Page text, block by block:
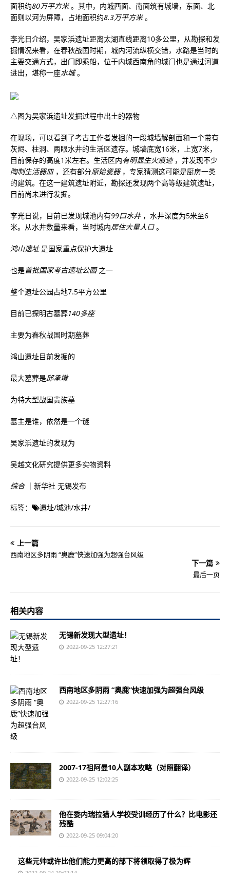
面积约80万平方米。其中，内城西面、南面筑有城墙，东面、北
面则以河为屏障，占地面积约8.3万平方米。
李光日介绍，吴家浜遗址距离太湖直线距离10多公里，从勘探和发
掘情况来看，在春秋战国时期，城内河流纵横交错，水路是当时的
主要交通方式，出门即乘船，位于内城西南角的城门也是通过河道
进出，堪称一座水城。
△图为吴家浜遗址发掘过程中出土的器物
在现场，可以看到了考古工作者发掘的一段城墙解剖面和一个带有
灰烬、柱洞、两眼水井的生活区遗存。城墙底宽16米，上宽7米，
目前保存的高度1米左右。生活区内有明显生火痕迹，并发现不少
陶制生活器皿，还有部分原始瓷器，专家猜测这可能是厨房一类
的建筑。在这一建筑遗址附近，勘探还发现两个高等级建筑遗址，
目前尚未进行发掘。
李光日说，目前已发现城池内有99口水井，水井深度为5米至6
米。从水井数量来看，当时城内居住大量人口。
鸿山遗址是国家重点保护大遗址
也是首批国家考古遗址公园之一
整个遗址公园占地7.5平方公里
目前已探明古墓葬140多座
主要为春秋战国时期墓葬
鸿山遗址目前发掘的
最大墓葬是邱承墩
为特大型战国贵族墓
墓主是谁，依然是一个谜
吴家浜遗址的发现为
吴越文化研究提供更多实物资料
综合｜新华社 无锡发布
标签： 遗址/城池/水井/
上一篇
西南地区多阴雨 “奥鹿”快速加强为超强台风级
下一篇
最后一页
相关内容
无锡新发现大型遗址！
2022-09-25 12:27:21
西南地区多阴雨 “奥鹿”快速加强为超强台风级
2022-09-25 12:27:16
2007-17祖阿曼10人副本攻略（对照翻译）
2022-09-25 12:02:25
他在委内瑞拉猎人学校受训经历了什么？比电影还
残酷
2022-09-25 09:04:20
这些元帅或许比他们能力更高的部下将领取得了极为辉